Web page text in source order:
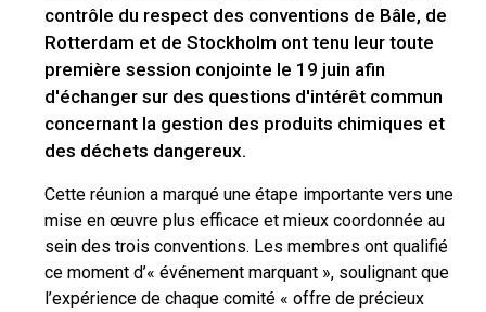
contrôle du respect des conventions de Bâle, de
Rotterdam et de Stockholm ont tenu leur toute
première session conjointe le 19 juin afin
d'échanger sur des questions d'intérêt commun
concernant la gestion des produits chimiques et
des déchets dangereux.
Cette réunion a marqué une étape importante vers une
mise en œuvre plus efficace et mieux coordonnée au
sein des trois conventions. Les membres ont qualifié
ce moment d’« événement marquant », soulignant que
l’expérience de chaque comité « offre de précieux